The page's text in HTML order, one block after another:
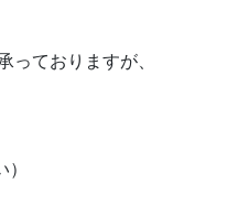
っておりますが、